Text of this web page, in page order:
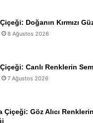
Doğanın Kırmızı
8 Ağustos 2026
Canlı Renklerin
7 Ağustos 2026
Çiçeği: Göz Alıcı